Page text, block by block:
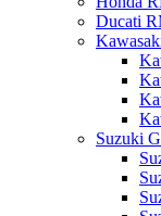
Ducati
Suzuki